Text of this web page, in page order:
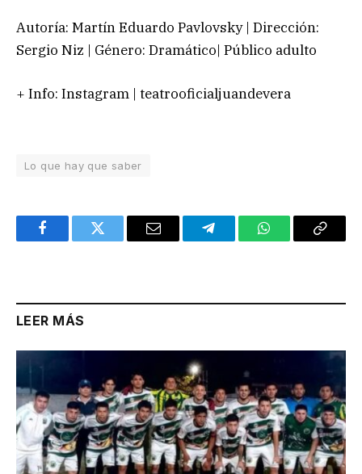
Autoría: Martín Eduardo Pavlovsky | Dirección:
Sergio Niz | Género: Dramático| Público adulto
+ Info: Instagram | teatrooficialjuandevera
Lo que hay que saber
FacebookTwitter Email TelegramWhatsAppCopy
LEER MÁS